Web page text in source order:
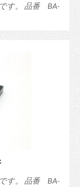
す。 品番 BA-
す。 品番 BA-